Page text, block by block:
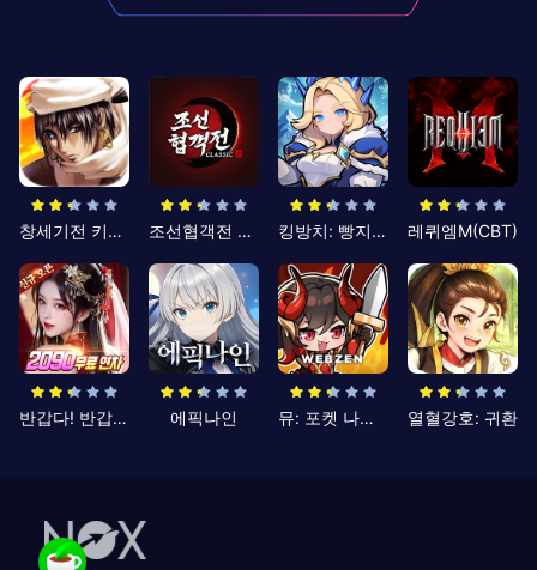
창세기전 키우기 조선협객전 클래식 킹방치: 빵지의 제왕 레퀴엠M(CBT)
반갑다! 반갑삼국지 에픽나인 뮤: 포켓 나이츠 열혈강호: 귀환